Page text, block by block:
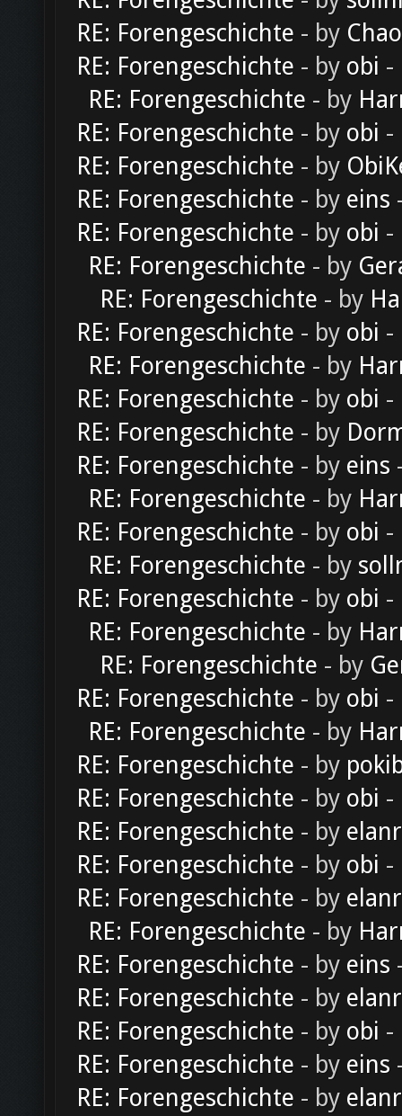
RE: Forengeschichte - by
RE: Forengeschichte - by obi -
RE: Forengeschichte - by
RE: Forengeschichte - by obi -
RE: Forengeschichte - by
RE: Forengeschichte - by eins
RE: Forengeschichte - by obi -
RE: Forengeschichte - by
RE: Forengeschichte - by
RE: Forengeschichte - by obi -
RE: Forengeschichte - by
RE: Forengeschichte - by obi -
RE: Forengeschichte - by
RE: Forengeschichte - by eins
RE: Forengeschichte - by
RE: Forengeschichte - by obi -
RE: Forengeschichte - by
RE: Forengeschichte - by obi -
RE: Forengeschichte - by
RE: Forengeschichte - by
RE: Forengeschichte - by obi -
RE: Forengeschichte - by
RE: Forengeschichte - by
RE: Forengeschichte - by obi -
RE: Forengeschichte - by
RE: Forengeschichte - by obi -
RE: Forengeschichte - by
RE: Forengeschichte - by
RE: Forengeschichte - by eins
RE: Forengeschichte - by
RE: Forengeschichte - by obi -
RE: Forengeschichte - by eins
RE: Forengeschichte - by